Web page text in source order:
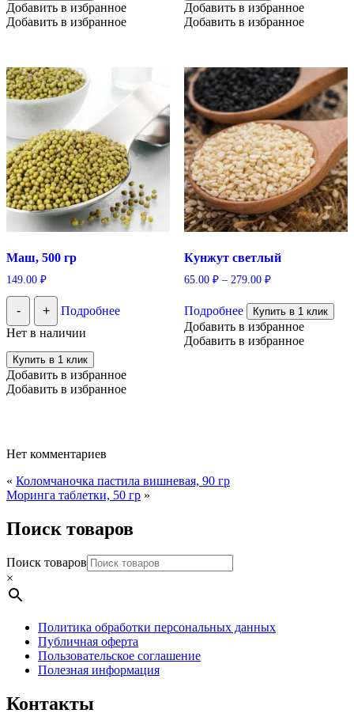
Добавить в избранное
Добавить в избранное
Добавить в избранное
Добавить в избранное
Маш, 500 гр
149.00 ₽
- +
Подробнее
Нет в наличии
Купить в 1 клик
Добавить в избранное
Добавить в избранное
Кунжут светлый
65.00 ₽– 279.00 ₽
Подробнеетовар
имеет
несколько
Купить в 1 клик
Добавить в избранное
Добавить в избранное
Нет комментариев
« Коломчаночка пастила вишневая, 90 гр
Моринга таблетки, 50 гр »
Поиск товаров
Поиск товаров
×
Политика обработки персональных данных
Публичная оферта
Пользовательское соглашение
Полезная информация
Контакты